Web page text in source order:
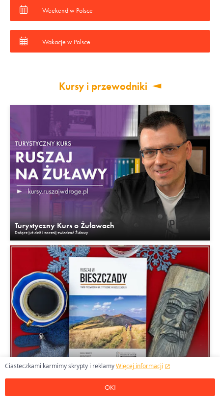
Weekend w Polsce
Wakacje w Polsce
Kursy i przewodniki
Turystyczny Kurs o Żuławach
Dołącz już dziś i zacznij zwiedzać Żuławy
Przewodnik po Bieszczadach
Ciasteczkami karmimy skrypty i reklamyWięcej informacji
OK!